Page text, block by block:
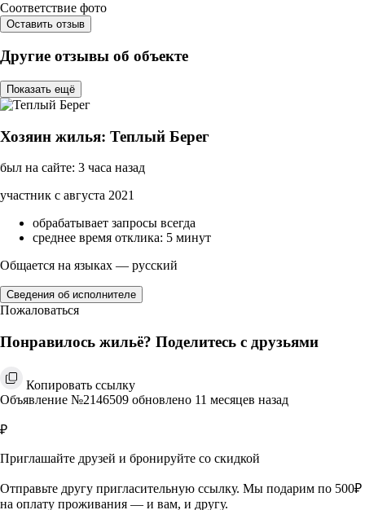
Соответствие фото
Оставить отзыв
Другие отзывы об объекте
Показать ещё
Хозяин жилья: Теплый Берег
был на сайте: 3 часа назад
участник с августа 2021
обрабатывает запросы всегда
среднее время отклика: 5 минут
Общается на языках — русский
Сведения об исполнителе
Пожаловаться
Понравилось жильё? Поделитесь с друзьями
Копировать ссылку
Объявление №2146509 обновлено 11 месяцев назад
₽
Приглашайте друзей и бронируйте со скидкой
Отправьте другу пригласительную ссылку. Мы подарим по 500₽
на оплату проживания — и вам, и другу.